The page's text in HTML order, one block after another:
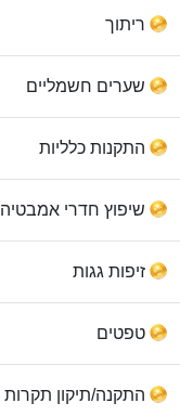
ריתוך
שערים חשמליים
התקנות כלליות
שיפוץ חדרי אמבטיה
זיפות גגות
טפטים
התקנה/תיקון תקרות